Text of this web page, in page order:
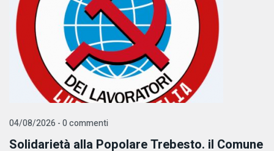
04/08/2026 - 0 commenti
Solidarietà alla Popolare Trebesto. il Comune